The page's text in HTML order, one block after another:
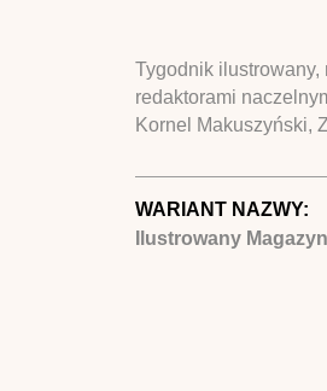
Tygodnik ilustrowany,
redaktorami
Kornel Makuszyński,
WARIANT NAZWY:
Ilustrowany